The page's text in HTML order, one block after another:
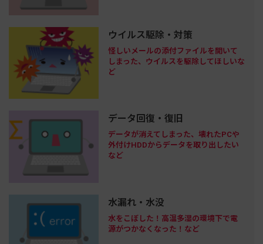
ウイルス駆除・対策
怪しいメールの添付ファイルを開いて
しまった、ウイルスを駆除してほしいな
ど
データ回復・復旧
データが消えてしまった、壊れたPCや
外付けHDDからデータを取り出したい
など
水漏れ・水没
水をこぼした！高温多湿の環境下で電
源がつかなくなった！など